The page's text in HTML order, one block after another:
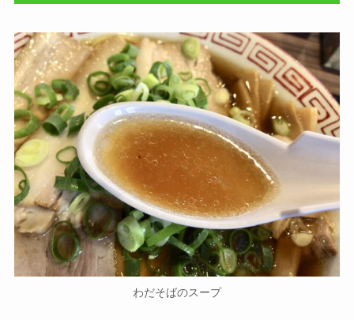
わだそばのスープ